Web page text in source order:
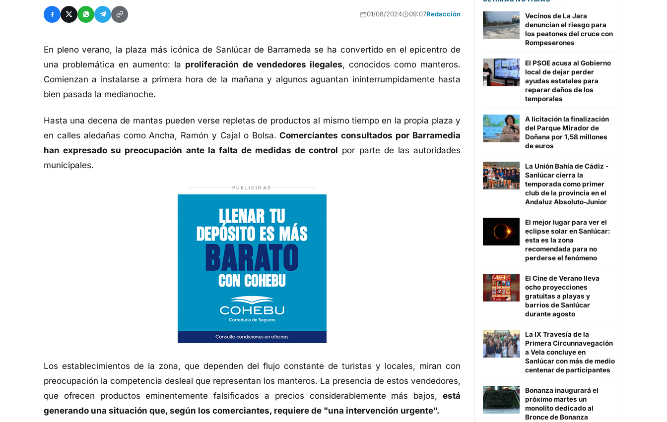
01/08/2024 09:07Redacción
En pleno verano, la plaza más icónica de Sanlúcar de Barrameda se ha convertido en el epicentro de
una problemática en aumento: la proliferación de vendedores ilegales, conocidos como manteros.
Comienzan a instalarse a primera hora de la mañana y algunos aguantan ininterrumpidamente hasta
bien pasada la medianoche.
Hasta una decena de mantas pueden verse repletas de productos al mismo tiempo en la propia plaza y
en calles aledañas como Ancha, Ramón y Cajal o Bolsa.Comerciantes consultados por Barramedia
han expresado su preocupación ante la falta de medidas de control por parte de las autoridades
municipales.
PUBLICIDAD
Los establecimientos de la zona, que dependen del flujo constante de turistas y locales, miran con
preocupación la competencia desleal que representan los manteros. La presencia de estos vendedores,
que ofrecen productos eminentemente falsificados a precios considerablemente más bajos, está
generando una situación que, según los comerciantes, requiere de "una intervención urgente".
Vecinos de La Jara
denuncian el riesgo para
los peatones del cruce con
Rompeserones
El PSOE acusa al Gobierno
local de dejar perder
ayudas estatales para
reparar daños de los
temporales
A licitación la finalización
del Parque Mirador de
Doñana por 1,58 millones
de euros
La Unión Bahía de Cádiz -
Sanlúcar cierra la
temporada como primer
club de la provincia en el
Andaluz Absoluto-Junior
El mejor lugar para ver el
eclipse solar en Sanlúcar:
esta es la zona
recomendada para no
perderse el fenómeno
El Cine de Verano lleva
ocho proyecciones
gratuitas a playas y
barrios de Sanlúcar
durante agosto
La IX Travesía de la
Primera Circunnavegación
a Vela concluye en
Sanlúcar con más de medio
centenar de participantes
Bonanza inaugurará el
próximo martes un
monolito dedicado al
Bronce de Bonanza